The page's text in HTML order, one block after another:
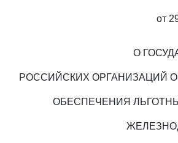
от
О
РОССИЙСКИХ ОРГАНИЗАЦИЙ
ОБЕСПЕЧЕНИЯ